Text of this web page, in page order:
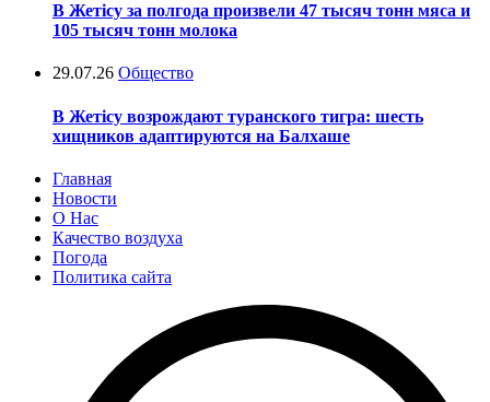
В Жетісу за полгода произвели 47 тысяч тонн мяса и
105 тысяч тонн молока
29.07.26 Общество
В Жетісу возрождают туранского тигра: шесть
хищников адаптируются на Балхаше
Главная
Новости
О Нас
Качество воздуха
Погода
Политика сайта